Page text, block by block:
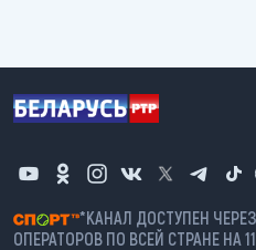
*КАНАЛ ДОСТУПЕН
ОПЕРАТОРОВ ПО ВСЕЙ СТРАНЕ НА